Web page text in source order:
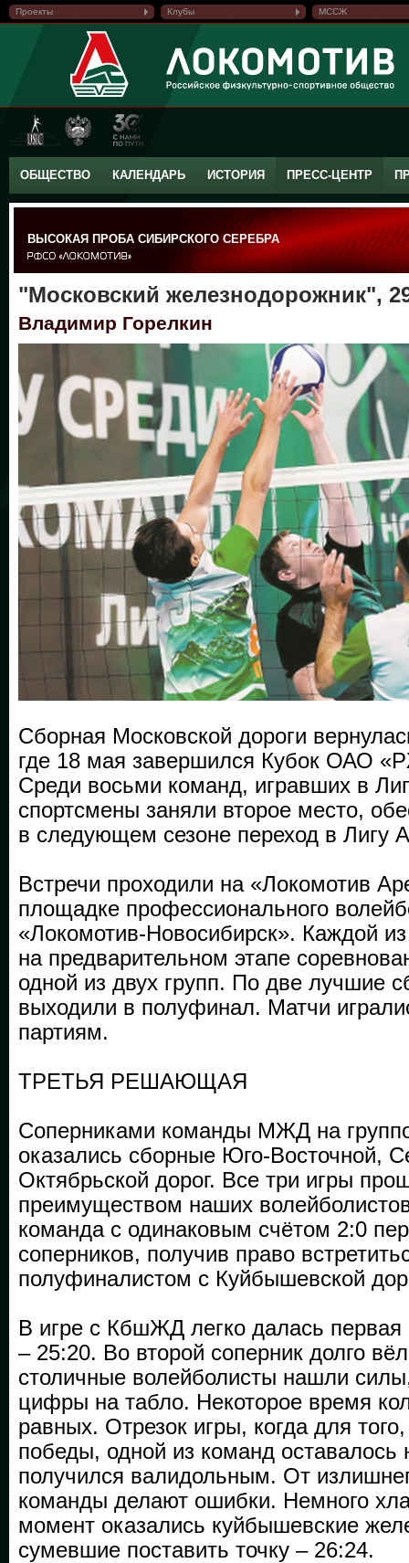
Проекты Клубы МССЖ
ОБЩЕСТВО КАЛЕНДАРЬ ИСТОРИЯ ПРЕСС-ЦЕНТР
ВЫСОКАЯ ПРОБА СИБИРСКОГО СЕРЕБРА
"Московский железнодорожник",
Владимир Горелкин
Сборная Московской дороги
где 18 мая завершился Кубок ОАО
Среди восьми команд, игравших в
спортсмены заняли второе место,
в следующем сезоне переход в Лигу
Встречи проходили на «Локомотив
площадке профессионального
«Локомотив-Новосибирск». Каждой
на предварительном этапе
одной из двух групп. По две лучшие
выходили в полуфинал. Матчи
партиям.
ТРЕТЬЯ РЕШАЮЩАЯ
Соперниками команды МЖД на
оказались сборные Юго-Восточной,
Октябрьской дорог. Все три игры
преимуществом наших
команда с одинаковым счётом 2:0
соперников, получив право
полуфиналистом с Куйбышевской
В игре с КбшЖД легко далась первая
– 25:20. Во второй соперник долго
столичные волейболисты нашли
цифры на табло. Некоторое время
равных. Отрезок игры, когда для
победы, одной из команд оставалось
получился валидольным. От
команды делают ошибки. Немного
момент оказались куйбышевские
сумевшие поставить точку – 26:24.